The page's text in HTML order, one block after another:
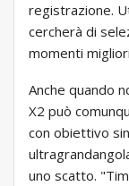
registrazione.
cercherà di
momenti
Anche quando
X2 può
con obiettivo
uno scatto.